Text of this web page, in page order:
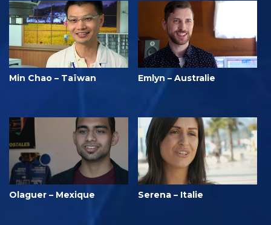
Min Chao – Taïwan Emlyn – Australie
Olaguer – Mexique Serena – Italie